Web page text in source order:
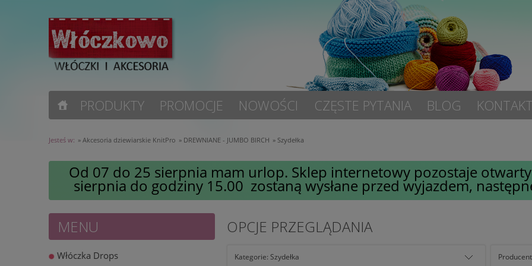
PRODUKTY PROMOCJE NOWOŚCI CZĘSTE PYTANIA BLOG
Jesteś w: » Akcesoria dziewiarskie KnitPro » DREWNIANE - JUMBO BIRCH » Szydełka
Od 07 do 25 sierpnia mam urlop. Sklep internetowy pozostaje
sierpnia do godziny 15.00 zostaną wysłane przed wyjazdem,
MENU
Włóczka Drops
OPCJE PRZEGLĄDANIA
Kategorie: Szydełka